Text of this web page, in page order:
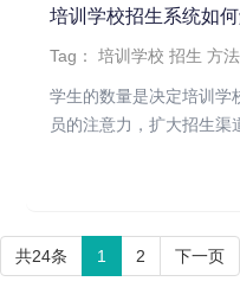
培训学校招生系统如
Tag：培训学校 招生 方法
学生的数量是决定培训学
员的注意力，扩大招生渠
共24条 1 2 下一页